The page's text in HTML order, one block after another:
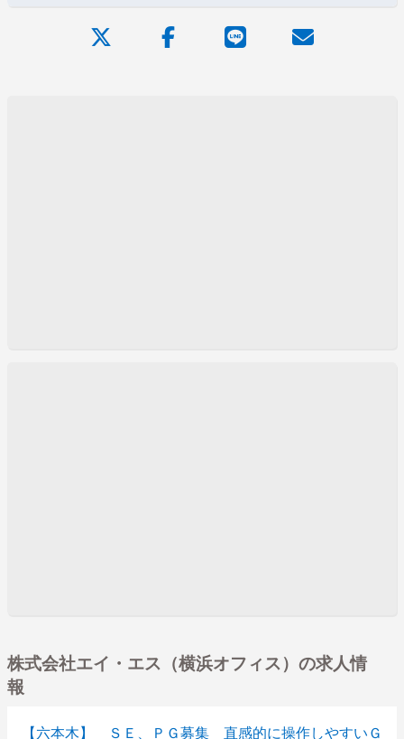
株式会社エイ・エス（横浜オフィス）の求人情
報
【六本木】 ＳＥ、ＰＧ募集 直感的に操作しやすいＧ